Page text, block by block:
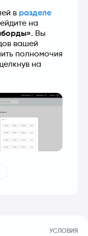
в разделе
на
. Вы
вашей
полномочия
на
УСЛОВИЯ